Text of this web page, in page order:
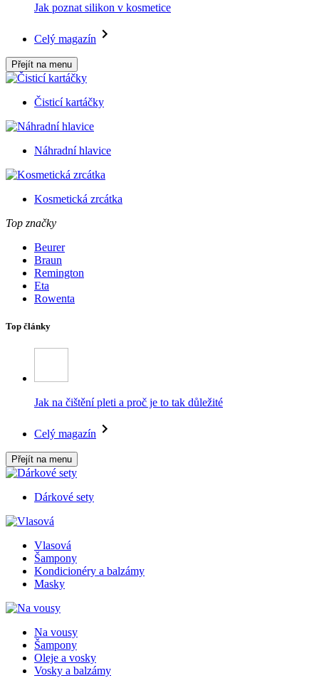
Jak poznat silikon v kosmetice
Celý magazín
Přejít na menu
Čisticí kartáčky
Náhradní hlavice
Kosmetická zrcátka
Top značky
Beurer
Braun
Remington
Eta
Rowenta
Top články
Jak na čištění pleti a proč je to tak důležité
Celý magazín
Přejít na menu
Dárkové sety
Vlasová
Šampony
Kondicionéry a balzámy
Masky
Na vousy
Šampony
Oleje a vosky
Vosky a balzámy